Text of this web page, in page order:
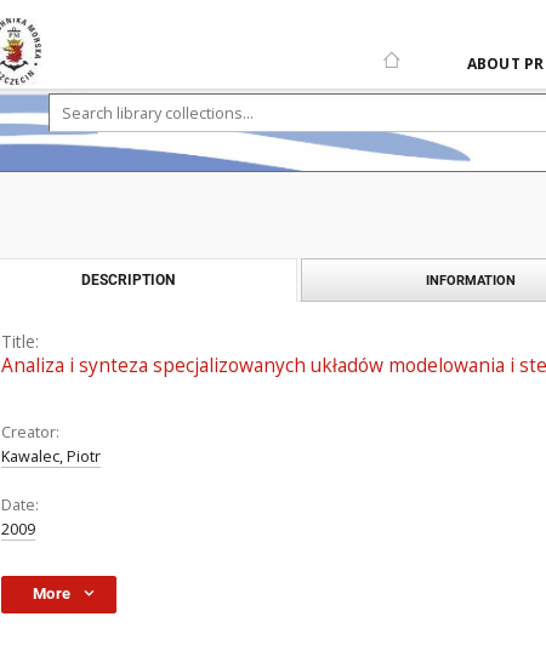
ABOUT
DESCRIPTION INFORMATION
Title:
Analiza i synteza specjalizowanych układów modelowania i
Creator:
Kawalec, Piotr
Date:
2009
More